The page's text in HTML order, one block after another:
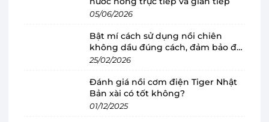
05/06/2026
Bật mí cách sử dụng nồi chiên
không dầu đúng cách, đảm bảo độ
bền
25/02/2026
Đánh giá nồi cơm điện Tiger Nhật
Bản xài có tốt không?
01/12/2025